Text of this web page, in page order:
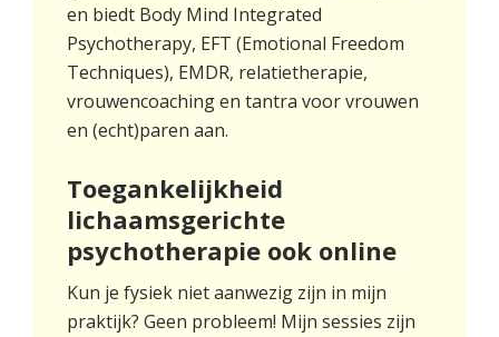
en biedt Body Mind Integrated
Psychotherapy, EFT (Emotional Freedom
Techniques), EMDR, relatietherapie,
vrouwencoaching en tantra voor vrouwen
en (echt)paren aan.
Toegankelijkheid
lichaamsgerichte
psychotherapie ook online
Kun je fysiek niet aanwezig zijn in mijn
praktijk? Geen probleem! Mijn sessies zijn